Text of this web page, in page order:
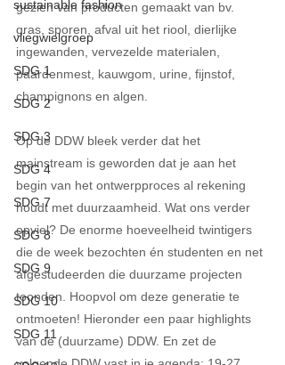
sustainable fashion
vliegwielgroep
SDG 1
SDG 2
SDG 3
SDG 4
SDG 7
SDG 8
SDG 9
SDG 10
SDG 11
gezien van producten gemaakt van bv.
gras, sporen, afval uit het riool, dierlijke
ingewanden, vervezelde materialen,
paardenmest, kauwgom, urine, fijnstof,
champignons en algen.
Op de DDW bleek verder dat het
mainstream is geworden dat je aan het
begin van het ontwerpproces al rekening
houdt met duurzaamheid. Wat ons verder
opviel? De enorme hoeveelheid twintigers
die de week bezochten én studenten en net
afgestudeerden die duurzame projecten
toonden. Hoopvol om deze generatie te
ontmoeten! Hieronder een paar highlights
van de (duurzame) DDW. En zet de